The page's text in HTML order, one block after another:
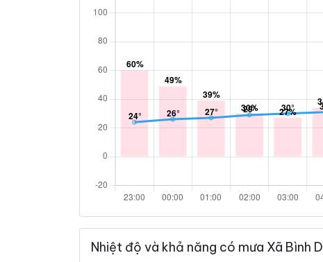
Nhiệt độ và khả năng có mưa Xã Bình